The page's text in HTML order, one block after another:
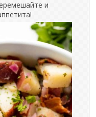
и